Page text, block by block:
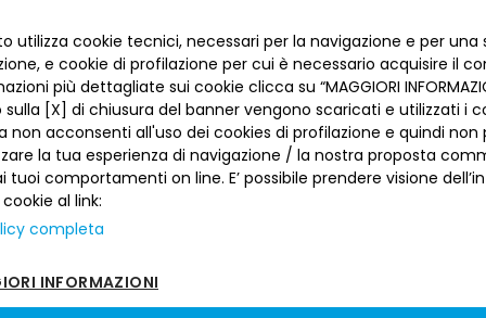
Dove siamo
Lavora con noi
Reclami
Numeri utili
INFORMAZIONI PER IL CLIENTE
Privacy
La tua scelta sui cookies
Informativa al pubblico
Sepa
Sicurezza
Depositi dormienti
ACCESSIBILITÀ E APP
SEGUICI SUI SOCIAL
utilizza cookie tecnici, necessari per la navigazione e per una
e cookie di profilazione per cui è necessario acquisire il
più dettagliate sui cookie clicca su “MAGGIORI
[X] di chiusura del banner vengono scaricati e utilizzati i
non acconsenti all'uso dei cookies di profilazione e quindi non
la tua esperienza di navigazione / la nostra proposta
tuoi comportamenti on line. E’ possibile prendere visione
al link:
completa
INFORMAZIONI